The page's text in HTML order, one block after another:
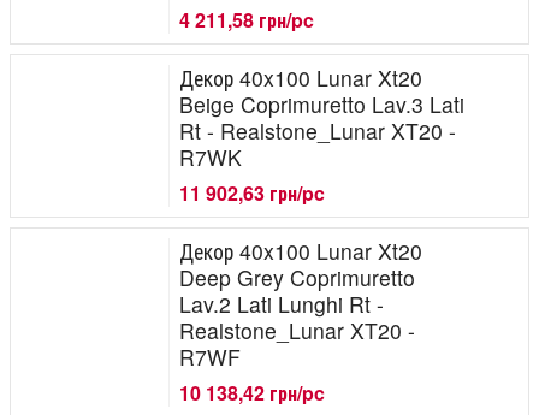
4 211,58 грн/pc
Декор 40x100 Lunar Xt20
Beige Coprimuretto Lav.3 Lati
Rt - Realstone_Lunar XT20 -
R7WK
11 902,63 грн/pc
Декор 40x100 Lunar Xt20
Deep Grey Coprimuretto
Lav.2 Lati Lunghi Rt -
Realstone_Lunar XT20 -
R7WF
10 138,42 грн/pc